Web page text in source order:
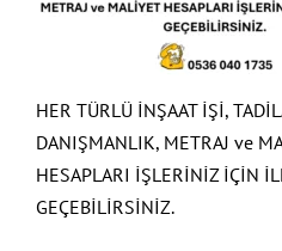
HER TÜRLÜ İNŞAAT İŞİ,
DANIŞMANLIK, METRAJ ve
HESAPLARI İŞLERİNİZ İÇİN
GEÇEBİLİRSİNİZ.